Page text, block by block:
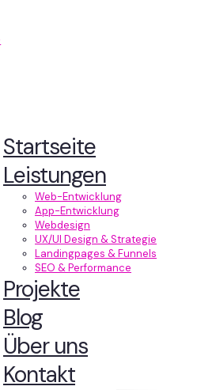
Startseite
Leistungen
Web-Entwicklung
App-Entwicklung
Webdesign
UX/UI Design & Strategie
Landingpages & Funnels
SEO & Performance
Projekte
Blog
Über uns
Kontakt
Erlebnisse,
machen.
und